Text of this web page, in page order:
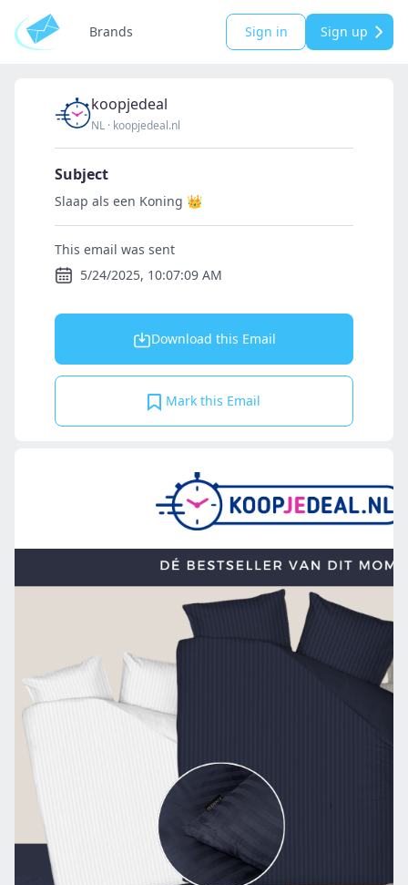
Brands Sign in Sign up
koopjedeal
NL · koopjedeal.nl
Subject
Slaap als een Koning 👑
This email was sent
5/24/2025, 10:07:09 AM
Download this Email
Mark this Email